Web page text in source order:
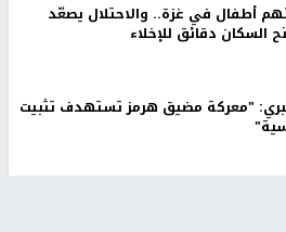
أطفال في غزة.. والاحتلال يصعّد
السكان دقائق للإخلاء
"معركة مضيق هرمز تستهدف تثبيت